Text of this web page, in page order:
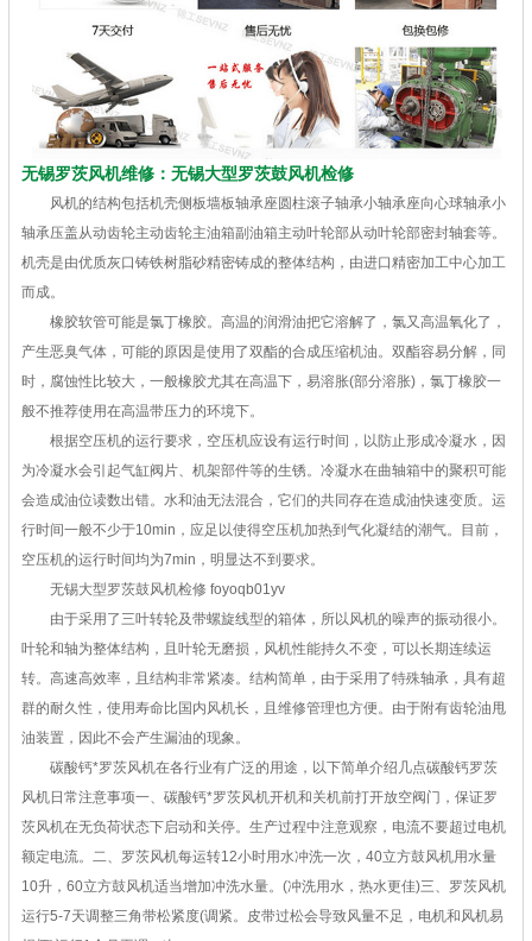
无锡罗茨风机维修：无锡大型罗茨鼓风机检修
风机的结构包括机壳侧板墙板轴承座圆柱滚子轴承小轴承座向心球轴承小
轴承压盖从动齿轮主动齿轮主油箱副油箱主动叶轮部从动叶轮部密封轴套等。
机壳是由优质灰口铸铁树脂砂精密铸成的整体结构，由进口精密加工中心加工
而成。
橡胶软管可能是氯丁橡胶。高温的润滑油把它溶解了，氯又高温氧化了，
产生恶臭气体，可能的原因是使用了双酯的合成压缩机油。双酯容易分解，同
时，腐蚀性比较大，一般橡胶尤其在高温下，易溶胀(部分溶胀)，氯丁橡胶一
般不推荐使用在高温带压力的环境下。
根据空压机的运行要求，空压机应设有运行时间，以防止形成冷凝水，因
为冷凝水会引起气缸阀片、机架部件等的生锈。冷凝水在曲轴箱中的聚积可能
会造成油位读数出错。水和油无法混合，它们的共同存在造成油快速变质。运
行时间一般不少于10min，应足以使得空压机加热到气化凝结的潮气。目前，
空压机的运行时间均为7min，明显达不到要求。
无锡大型罗茨鼓风机检修 foyoqb01yv
由于采用了三叶转轮及带螺旋线型的箱体，所以风机的噪声的振动很小。
叶轮和轴为整体结构，且叶轮无磨损，风机性能持久不变，可以长期连续运
转。高速高效率，且结构非常紧凑。结构简单，由于采用了特殊轴承，具有超
群的耐久性，使用寿命比国内风机长，且维修管理也方便。由于附有齿轮油甩
油装置，因此不会产生漏油的现象。
碳酸钙*罗茨风机在各行业有广泛的用途，以下简单介绍几点碳酸钙罗茨
风机日常注意事项一、碳酸钙*罗茨风机开机和关机前打开放空阀门，保证罗
茨风机在无负荷状态下启动和关停。生产过程中注意观察，电流不要超过电机
额定电流。二、罗茨风机每运转12小时用水冲洗一次，40立方鼓风机用水量
10升，60立方鼓风机适当增加冲洗水量。(冲洗用水，热水更佳)三、罗茨风机
运行5-7天调整三角带松紧度(调紧。皮带过松会导致风量不足，电机和风机易